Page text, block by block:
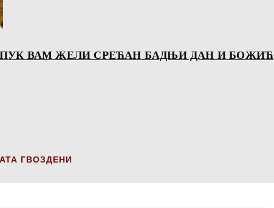
ВАМ ЖЕЛИ СРЕЋАН БАДЊИ ДАН И БОЖИЋ
ГВОЗДЕНИ